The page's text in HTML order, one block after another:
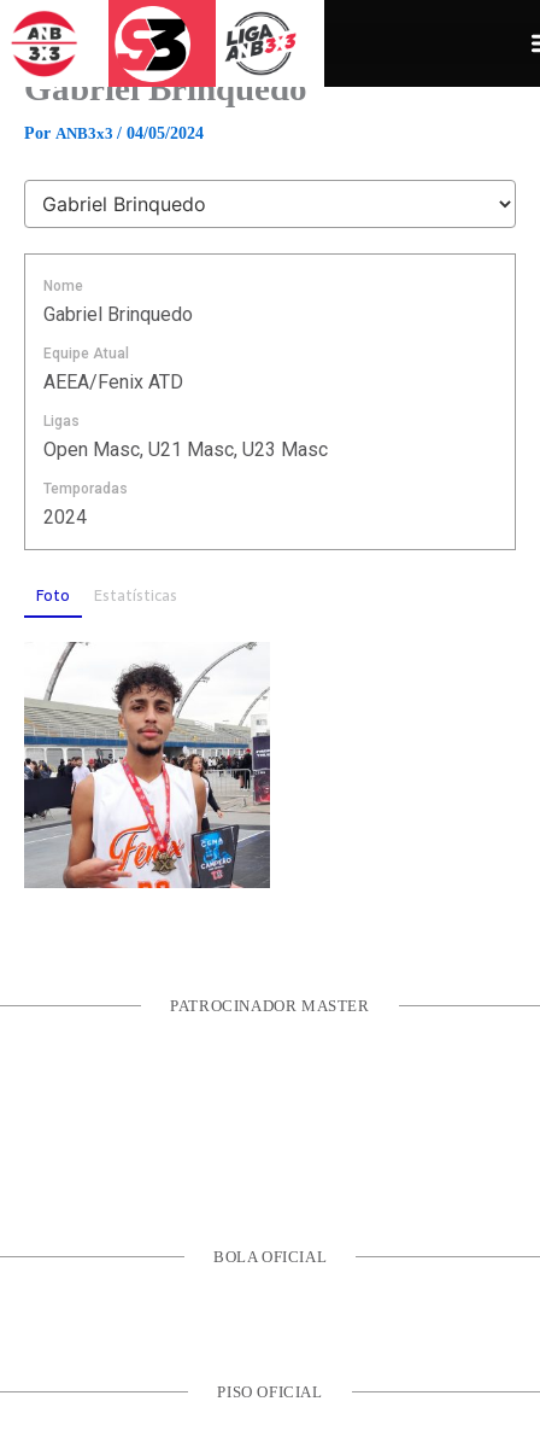
para
conteúdo
Gabriel Brinquedo
Por ANB3x3 / 04/05/2024
Nome
Gabriel Brinquedo
Equipe Atual
AEEA/Fenix ATD
Ligas
Open Masc, U21 Masc, U23 Masc
Temporadas
2024
Foto Estatísticas
PATROCINADOR MASTER
BOLA OFICIAL
PISO OFICIAL